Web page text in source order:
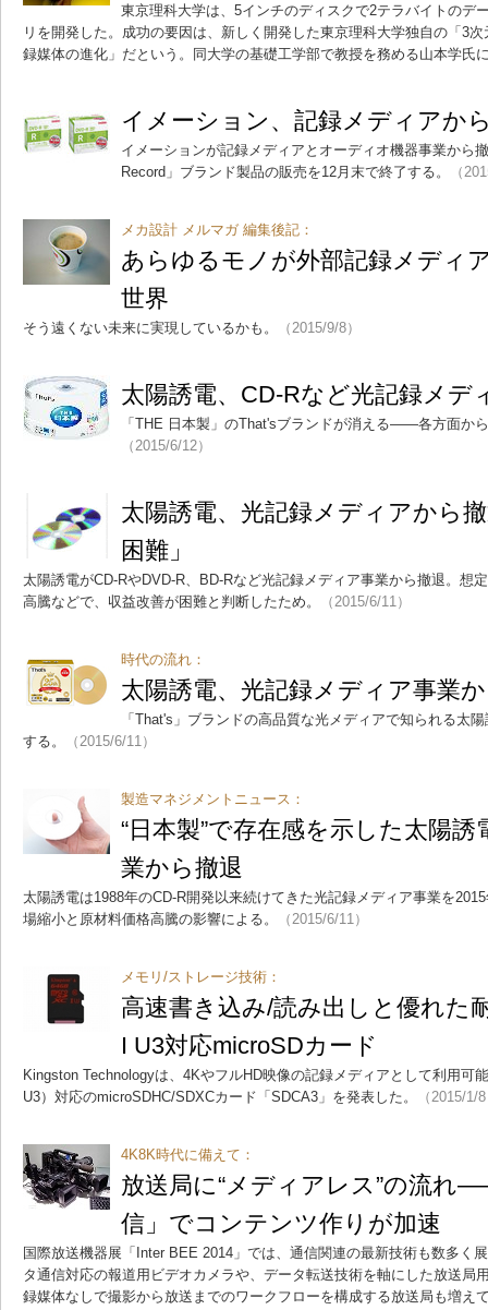
東京理科大学は、5インチのディスクで2テラバイトのデ
リを開発した。成功の要因は、新しく開発した東京理科大学独自の「3
録媒体の進化」だという。同大学の基礎工学部で教授を務める山本学氏
イメーション、記録メディアか
イメーションが記録メディアとオーディオ機器事業から
Record」ブランド製品の販売を12月末で終了する。
（
メカ設計 メルマガ 編集後記：
あらゆるモノが外部記録メディ
世界
そう遠くない未来に実現しているかも。 （2015/9/8）
太陽誘電、CD-Rなど光記録メデ
「THE 日本製」のThat'sブランドが消える――各方面か
（2015/6/12）
太陽誘電、光記録メディアから
困難」
太陽誘電がCD-RやDVD-R、BD-Rなど光記録メディア事業から撤退。想
高騰などで、収益改善が困難と判断したため。
（2015/6/11）
時代の流れ：
太陽誘電、光記録メディア事業
「That's」ブランドの高品質な光メディアで知られる太
する。
（2015/6/11）
製造マネジメントニュース：
“日本製”で存在感を示した太陽
業から撤退
太陽誘電は1988年のCD-R開発以来続けてきた光記録メディア事業を
場縮小と原材料価格高騰の影響による。
（2015/6/11）
メモリ/ストレージ技術：
高速書き込み/読み出しと優れた
I U3対応microSDカード
Kingston Technologyは、4KやフルHD映像の記録メディアとして利用可
U3）対応のmicroSDHC/SDXCカード「SDCA3」を発表した。
（2015/1/
4K8K時代に備えて：
放送局に“メディアレス”の流れ
信」でコンテンツ作りが加速
国際放送機器展「Inter BEE 2014」では、通信関連の最新技術も数多く
タ通信対応の報道用ビデオカメラや、データ転送技術を軸にした放送局
録媒体なしで撮影から放送までのワークフローを構成する放送局も増え